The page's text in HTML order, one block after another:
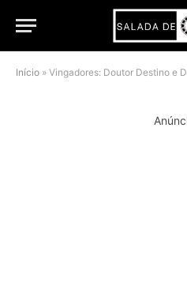
Início » Vingadores: Doutor Destino e Demolidor: